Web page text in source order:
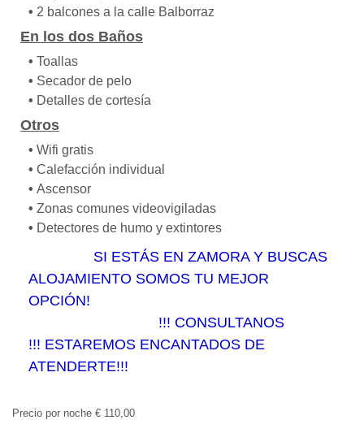
• 2 balcones a la calle Balborraz
En los dos Baños
• Toallas
• Secador de pelo
• Detalles de cortesía
Otros
• Wifi gratis
• Calefacción individual
• Ascensor
• Zonas comunes videovigiladas
• Detectores de humo y extintores
SI ESTÁS EN ZAMORA Y BUSCAS
ALOJAMIENTO SOMOS TU MEJOR
OPCIÓN!
!!! CONSULTANOS
!!! ESTAREMOS ENCANTADOS DE
ATENDERTE!!!
Precio por noche € 110,00